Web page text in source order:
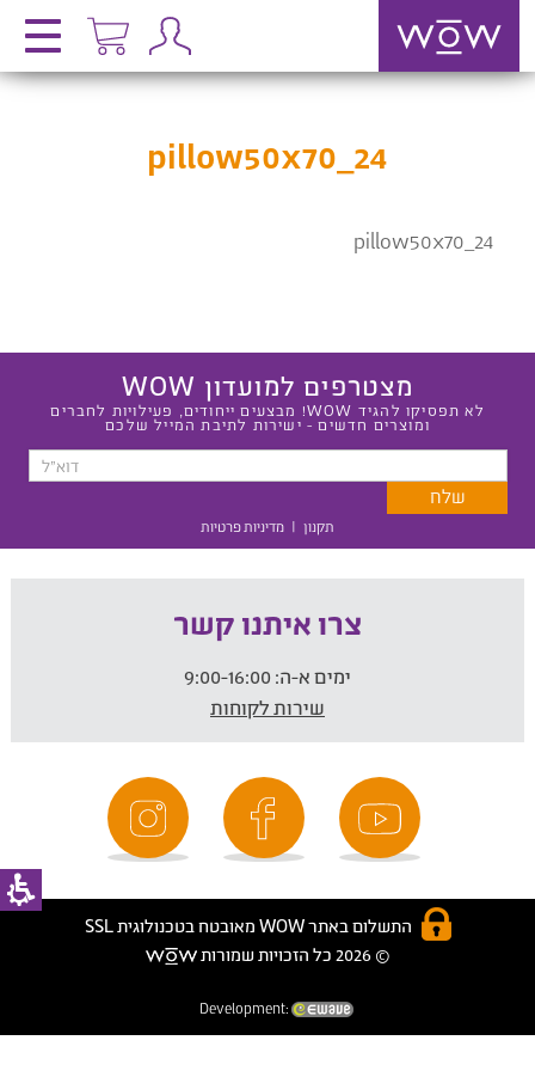
pillow50x70_24
pillow50x70_24
מצטרפים למועדון WOW
לא תפסיקו להגיד WOW! מבצעים ייחודים, פעילויות לחברים
ומוצרים חדשים - ישירות לתיבת המייל שלכם
תקנון | מדיניות פרטיות
צרו איתנו קשר
ימים א-ה:
שירות לקוחות
התשלום באתר WOW מאובטח בטכנולוגית SSL
© 2026 כל הזכויות שמורות
Development: